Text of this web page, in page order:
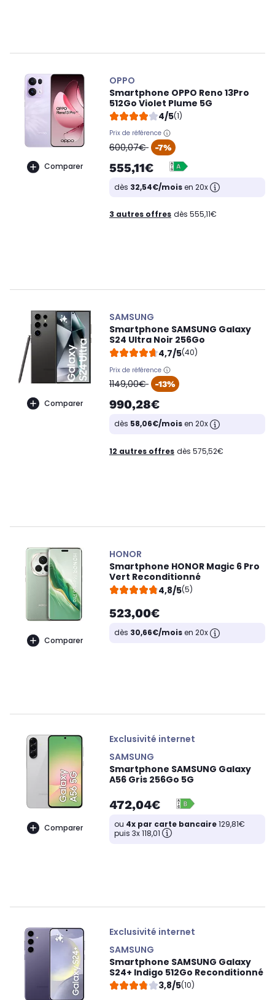
Comparer
OPPO
Smartphone OPPO Reno 13Pro
512Go Violet Plume 5G
4/5(1)
Prix de référence
oldPrice
600,07€ -7%
555,11€
dès 32,54€/moisen 20x
3 autres offres dès 555,11€
Comparer
SAMSUNG
Smartphone SAMSUNG Galaxy
S24 Ultra Noir 256Go
4,7/5(40)
Prix de référence
oldPrice
1149,00€ -13%
990,28€
dès 58,06€/moisen 20x
12 autres offres dès 575,52€
Comparer
HONOR
Smartphone HONOR Magic 6 Pro
Vert Reconditionné
4,8/5(5)
523,00€
dès 30,66€/moisen 20x
Comparer
Exclusivité internet
SAMSUNG
Smartphone SAMSUNG Galaxy
A56 Gris 256Go 5G
472,04€
ou 4x par carte bancaire129,81€
puis 3x 118,01
Exclusivité internet
SAMSUNG
Smartphone SAMSUNG Galaxy
S24+ Indigo 512Go Reconditionné
3,8/5(10)